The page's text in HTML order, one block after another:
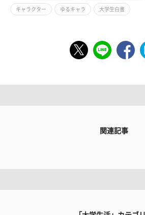
キャラクター ゆるキャラ 大学生白書
関連記事